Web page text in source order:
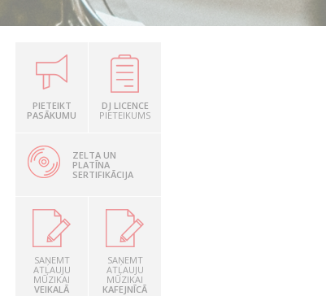
PIETEIKT
PASĀKUMU
DJ LICENCE
PIETEIKUMS
ZELTA UN
PLATĪNA
SERTIFIKĀCIJA
SAŅEMT
ATĻAUJU
MŪZIKAI
VEIKALĀ
SAŅEMT
ATĻAUJU
MŪZIKAI
KAFEJNĪCĀ